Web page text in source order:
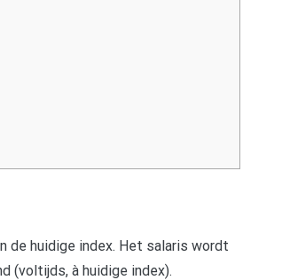
de huidige index. Het salaris wordt
(voltijds, à huidige index).